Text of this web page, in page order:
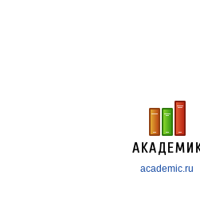
academic.ru